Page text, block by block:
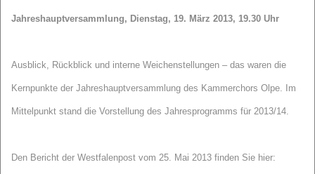
Jahreshauptversammlung, Dienstag, 19. März 2013, 19.30 Uhr
Ausblick, Rückblick und interne Weichenstellungen – das waren die
Kernpunkte der Jahreshauptversammlung des Kammerchors Olpe. Im
Mittelpunkt stand die Vorstellung des Jahresprogramms für 2013/14.
Den Bericht der Westfalenpost vom 25. Mai 2013 finden Sie hier: